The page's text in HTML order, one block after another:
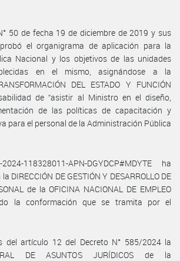
50 de fecha 19 de diciembre de 2019 y sus
el organigrama de aplicación para la
Nacional y los objetivos de las unidades
en el mismo, asignándose a la
DEL ESTADO Y FUNCIÓN
de “asistir al Ministro en el diseño,
de las políticas de capacitación y
para el personal de la Administración Pública
118328011-APN-DGYDCP#MDYTE ha
DIRECCIÓN DE GESTIÓN Y DESARROLLO DE
de la OFICINA NACIONAL DE EMPLEO
la conformación que se tramita por el
del artículo 12 del Decreto N° 585/2024 la
DE ASUNTOS JURÍDICOS de la